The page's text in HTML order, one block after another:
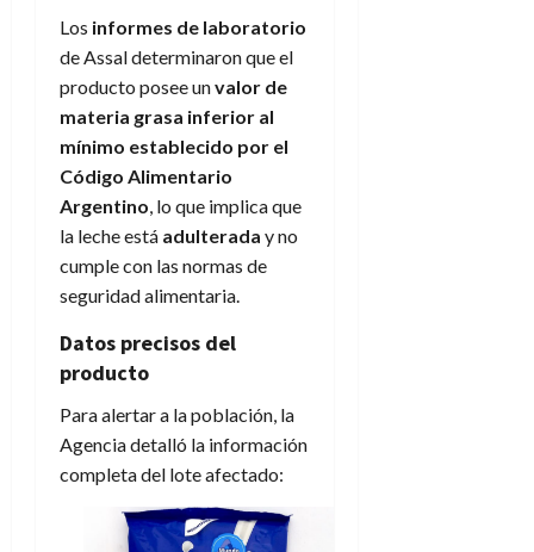
Los informes de laboratorio
de Assal determinaron que el
producto posee unvalor de
materia grasa inferior al
mínimo establecido por el
Código Alimentario
Argentino, lo que implica que
la leche está adulterada y no
cumple con las normas de
seguridad alimentaria.
Datos precisos del
producto
Para alertar a la población, la
Agencia detalló la información
completa del lote afectado: